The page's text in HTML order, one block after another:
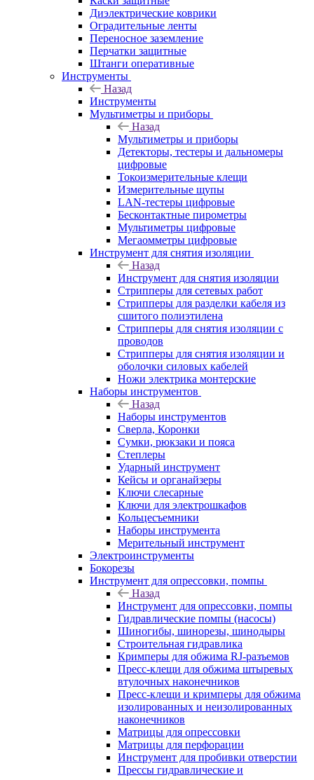
Диэлектрические коврики
Оградительные ленты
Переносное заземление
Перчатки защитные
Штанги оперативные
Инструменты
Назад
Инструменты
Мультиметры и приборы
Назад
Мультиметры и приборы
Детекторы, тестеры и дальномеры
цифровые
Токоизмерительные клещи
Измерительные щупы
LAN-тестеры цифровые
Бесконтактные пирометры
Мультиметры цифровые
Мегаомметры цифровые
Инструмент для снятия изоляции
Назад
Инструмент для снятия изоляции
Стрипперы для сетевых работ
Стрипперы для разделки кабеля из
сшитого полиэтилена
Cтрипперы для снятия изоляции с
проводов
Стрипперы для снятия изоляции и
оболочки силовых кабелей
Ножи электрика монтерские
Наборы инструментов
Назад
Наборы инструментов
Сверла, Коронки
Сумки, рюкзаки и пояса
Степлеры
Ударный инструмент
Кейсы и органайзеры
Ключи слесарные
Ключи для электрошкафов
Кольцесъемники
Наборы инструмента
Мерительный инструмент
Электроинструменты
Бокорезы
Инструмент для опрессовки, помпы
Назад
Инструмент для опрессовки, помпы
Гидравлические помпы (насосы)
Шиногибы, шинорезы, шинодыры
Строительная гидравлика
Кримперы для обжима RJ-разъемов
Пресс-клещи для обжима штыревых
втулочных наконечников
Пресс-клещи и кримперы для обжима
изолированных и неизолированных
наконечников
Матрицы для опрессовки
Матрицы для перфорации
Инструмент для пробивки отверстии
Прессы гидравлические и